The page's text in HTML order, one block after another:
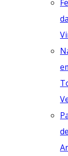
de